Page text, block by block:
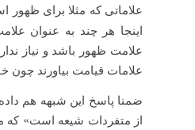
علاماتی که مثلا برای
اینجا هر چند به عنوان
علامت ظهور باشد و نیاز
علامات قیامت بیاورند
ضمنا پاسخ این شبهه هم
از متفردات شیعه است» که